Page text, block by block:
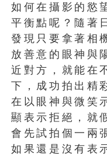
如何在攝影的慾
平衡點呢？隨著
發現只要拿著相
放善意的眼神與
近對方，就能在
下，成功拍出精
在以眼神與微笑
顯表示拒絕，就
會先試拍個一兩
如果還是沒有表